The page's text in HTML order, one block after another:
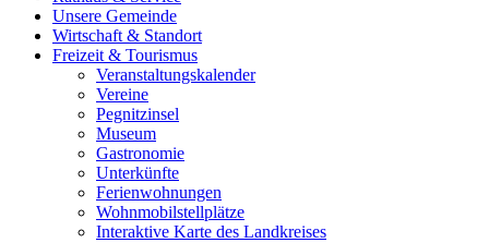
Unsere Gemeinde
Wirtschaft & Standort
Freizeit & Tourismus
Veranstaltungskalender
Vereine
Pegnitzinsel
Museum
Gastronomie
Unterkünfte
Ferienwohnungen
Wohnmobilstellplätze
Interaktive Karte des Landkreises